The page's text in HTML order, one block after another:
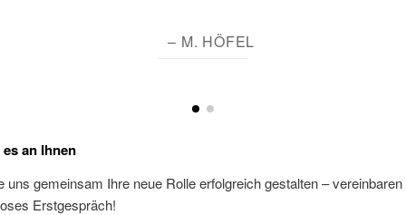
– M. HÖFEL
an Ihnen
uns gemeinsam Ihre neue Rolle erfolgreich gestalten –
Erstgespräch!